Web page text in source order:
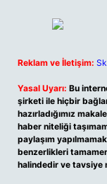
Reklam ve İletişim:
Yasal Uyarı: Bu
şirketi ile hiçbir
hazırladığımız
haber niteliği
paylaşım
benzerlikleri
halindedir ve tavsiye